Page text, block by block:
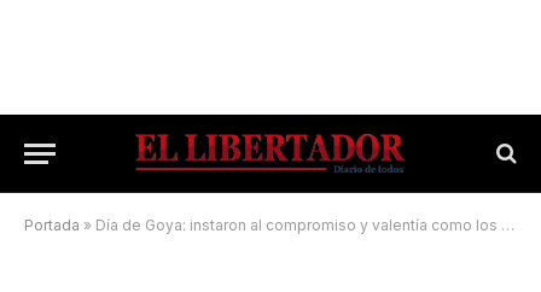
Portada » Día de Goya: instaron al compromiso y valentía como los tuvo la Virgen María